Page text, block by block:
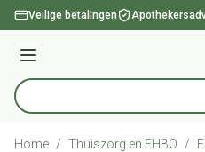
Ga naar de inhoud
Veilige betalingen
Menu
Product, merk, categorie...
Home / Thuiszorg en EHBO /